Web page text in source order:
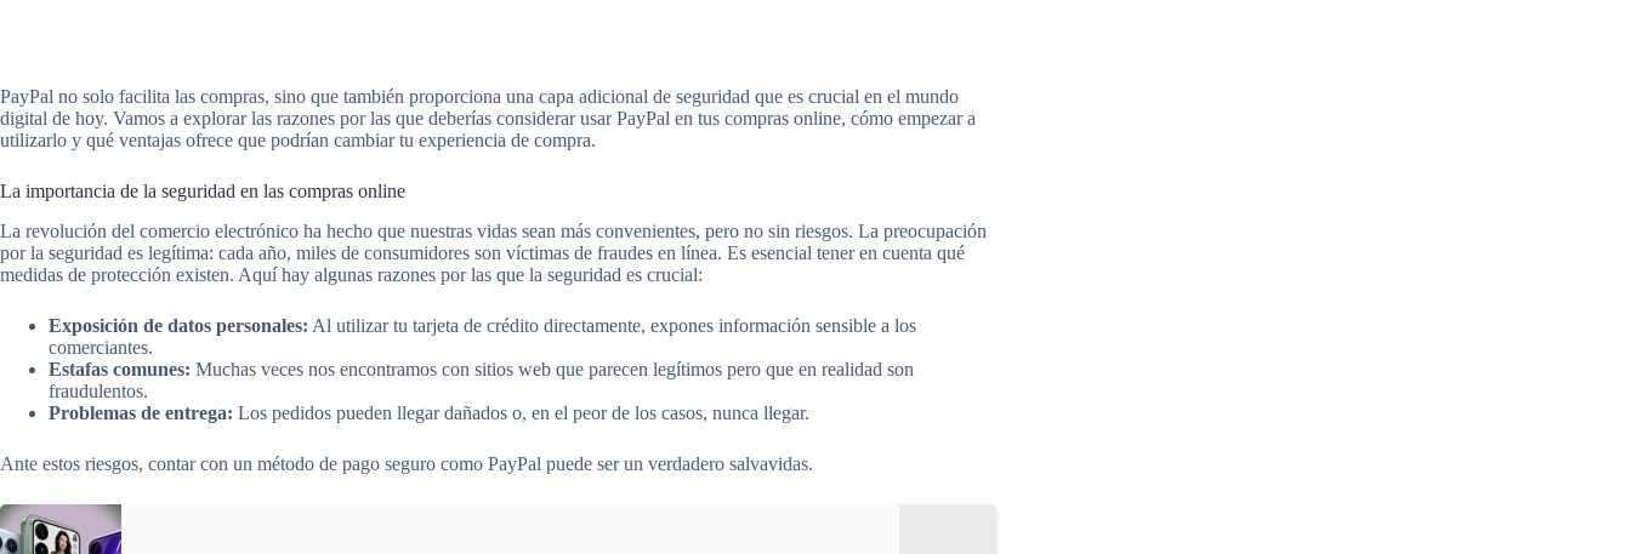
PayPal no solo facilita las compras, sino que también proporciona una capa adicional de seguridad que es crucial en el mundo
digital de hoy. Vamos a explorar las razones por las que deberías considerar usar PayPal en tus compras online, cómo empezar a
utilizarlo y qué ventajas ofrece que podrían cambiar tu experiencia de compra.
La importancia de la seguridad en las compras online
La revolución del comercio electrónico ha hecho que nuestras vidas sean más convenientes, pero no sin riesgos. La preocupación
por la seguridad es legítima: cada año, miles de consumidores son víctimas de fraudes en línea. Es esencial tener en cuenta qué
medidas de protección existen. Aquí hay algunas razones por las que la seguridad es crucial:
Exposición de datos personales: Al utilizar tu tarjeta de crédito directamente, expones información sensible a los
comerciantes.
Estafas comunes: Muchas veces nos encontramos con sitios web que parecen legítimos pero que en realidad son
fraudulentos.
Problemas de entrega: Los pedidos pueden llegar dañados o, en el peor de los casos, nunca llegar.
Ante estos riesgos, contar con un método de pago seguro como PayPal puede ser un verdadero salvavidas.